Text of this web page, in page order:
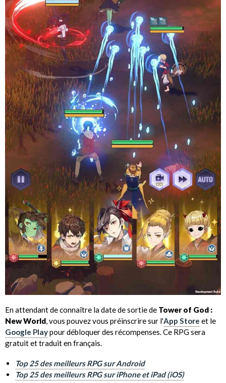
En attendant de connaître la date de sortie de Tower of God :
New World, vous pouvez vous préinscrire sur l'App Store et le
Google Playpour débloquer des récompenses. Ce RPG sera
gratuit et traduit en français.
Top 25 des meilleurs RPG sur Android
Top 25 des meilleurs RPG sur iPhone et iPad (iOS)